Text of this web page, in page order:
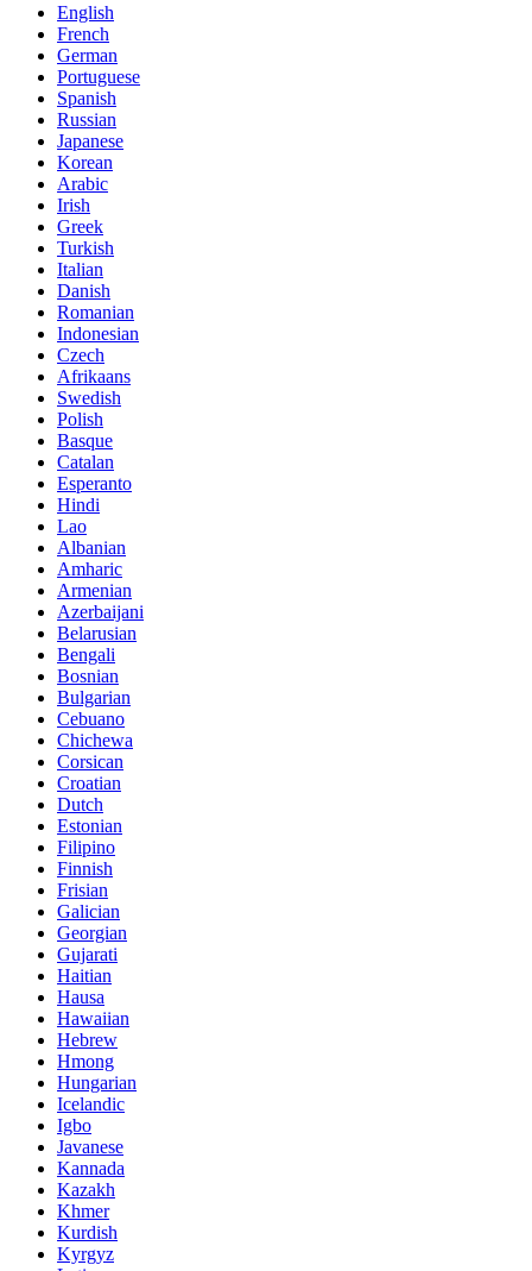
English
French
German
Portuguese
Spanish
Russian
Japanese
Korean
Arabic
Irish
Greek
Turkish
Italian
Danish
Romanian
Indonesian
Czech
Afrikaans
Swedish
Polish
Basque
Catalan
Esperanto
Hindi
Lao
Albanian
Amharic
Armenian
Azerbaijani
Belarusian
Bengali
Bosnian
Bulgarian
Cebuano
Chichewa
Corsican
Croatian
Dutch
Estonian
Filipino
Finnish
Frisian
Galician
Georgian
Gujarati
Haitian
Hausa
Hawaiian
Hebrew
Hmong
Hungarian
Icelandic
Igbo
Javanese
Kannada
Kazakh
Khmer
Kurdish
Kyrgyz